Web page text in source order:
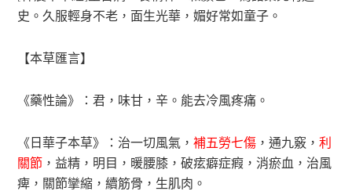
史。久服輕身不老，面生光華，媚好常如童子。
【本草匯言】
《藥性論》：君，味甘，辛。能去冷風疼痛。
《日華子本草》：治一切風氣，補五勞七傷 ，通九竅，利
關節 ，益精，明目，暖腰膝，破痃癖症瘕，消瘀血，治風
痺，關節攣縮，續筋骨，生肌肉。